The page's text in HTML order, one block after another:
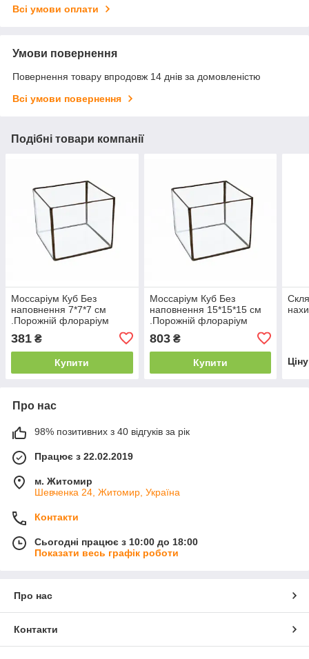
Всі умови оплати
Умови повернення
Повернення товару впродовж 14 днів за домовленістю
Всі умови повернення
Подібні товари компанії
Моссаріум Куб Без
наповнення 7*7*7 см
.Порожній флораріум
флораріума
381 ₴
Купити
Моссаріум Куб Без
наповнення 15*15*15 см
.Порожній флораріум
флораріума
803₴
Купити
Про нас
98% позитивних з 40 відгуків за рік
Працює з 22.02.2019
м. Житомир
Шевченка 24, Житомир, Україна
Контакти
Сьогодні працює з 10:00 до 18:00
Показати весь графік роботи
Про нас
Контакти